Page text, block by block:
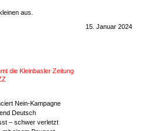
aus.
15. Januar 2024
die Kleinbasler Zeitung
Nein-Kampagne
Deutsch
– schwer verletzt